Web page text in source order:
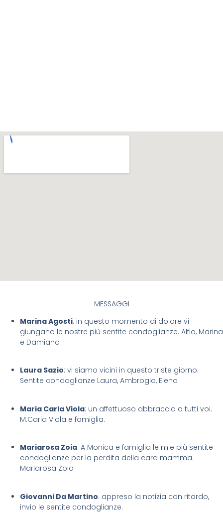
MESSAGGI
Marina Agosti: in questo momento di dolore vi
giungano le nostre più sentite condoglianze. Alfio, Marina
e Damiano
Laura Sazio: vi siamo vicini in questo triste giorno.
Sentite condoglianze Laura, Ambrogio, Elena
Maria Carla Viola: un affettuoso abbraccio a tutti voi.
M.Carla Viola e famiglia.
Mariarosa Zoia: A Monica e famiglia le mie più sentite
condoglianze per la perdita della cara mamma.
Mariarosa Zoia
Giovanni Da Martino: appreso la notizia con ritardo,
invio le sentite condoglianze.